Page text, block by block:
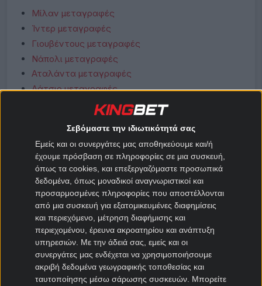
Σεβόμαστε την ιδιωτικότητά σας
Εμείς και οι συνεργάτες μας αποθηκεύουμε και/ή
έχουμε πρόσβαση σε πληροφορίες σε μια συσκευή,
όπως τα cookies, και επεξεργαζόμαστε προσωπικά
δεδομένα, όπως μοναδικοί αναγνωριστικοί και
προσαρμοσμένες πληροφορίες που αποστέλλονται
από μια συσκευή για εξατομικευμένες διαφημίσεις
και περιεχόμενο, μέτρηση διαφήμισης και
περιεχομένου, έρευνα ακροατηρίου και ανάπτυξη
υπηρεσιών. Με την άδειά σας, εμείς και οι
συνεργάτες μας ενδέχεται να χρησιμοποιήσουμε
ακριβή δεδομένα γεωγραφικής τοποθεσίας και
ταυτοποίησης μέσω σάρωσης συσκευών. Μπορείτε
Μίλαν μεταγραφές
Ίντερ μεταγραφές
Γιουβέντους μεταγραφές
Νάπολι μεταγραφές
Αταλάντα μεταγραφές
Λάτσιο μεταγραφές
Ρόμα μεταγραφές
Φιορεντίνα μεταγραφές
Κόμο μεταγραφές
Μπολόνια μεταγραφές
Μεταγραφές Bundesliga
Μπάγερν μεταγραφές
Ντόρτμουντ μεταγραφές
Αμβούργο μεταγραφές
Λεβερκούζεν μεταγραφές
Άιντραχτ Φρανκφούρτης μεταγραφές